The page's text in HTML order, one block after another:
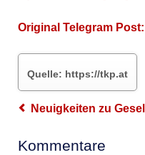
Original Telegram Post:
Quelle: https://tkp.at
Neuigkeiten zu
Kommentare